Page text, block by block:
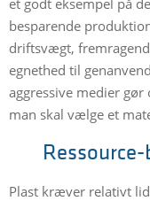
et godt eksempel på
besparende
driftsvægt,
egnethed til
aggressive medier
man skal vælge et
Plast kræver relativt